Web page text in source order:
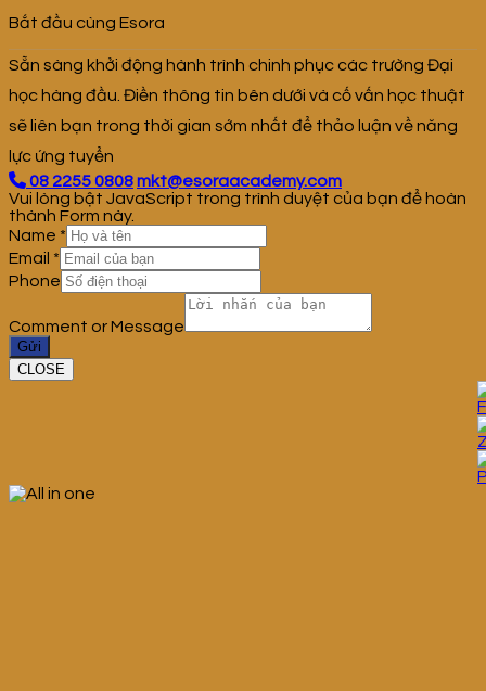
Bắt đầu cùng Esora
Sẵn sàng khởi động hành trình chinh phục các trường Đại
học hàng đầu. Điền thông tin bên dưới và cố vấn học thuật
sẽ liên bạn trong thời gian sớm nhất để thảo luận về năng
lực ứng tuyển
08 2255 0808mkt@esoraacademy.com
Vui lòng bật JavaScript trong trình duyệt của bạn để hoàn
thành Form này.
Name *
Email *
Phone
Comment or Message
Gửi
CLOSE